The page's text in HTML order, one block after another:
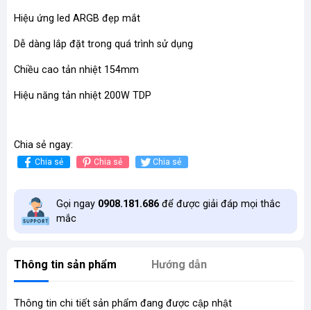
Hiệu ứng led ARGB đẹp mắt
Dễ dàng lắp đặt trong quá trình sử dụng
Chiều cao tản nhiệt 154mm
Hiệu năng tản nhiệt 200W TDP
Chia sẻ ngay:
Chia sẻ Chia sẻ Chia sẻ
Gọi ngay 0908.181.686 để được giải đáp mọi thắc
mắc
Thông tin sản phẩm Hướng dẫn
Thông tin chi tiết sản phẩm đang được cập nhật